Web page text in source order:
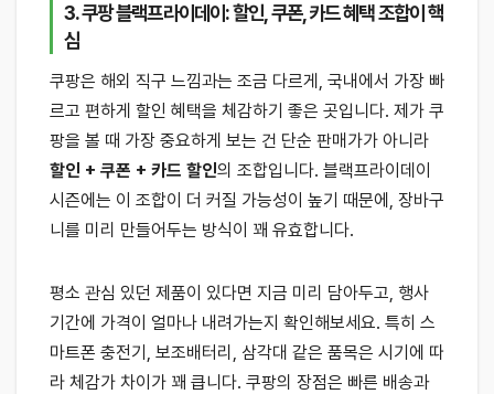
3. 쿠팡 블랙프라이데이: 할인, 쿠폰, 카드 혜택 조합이 핵
심
쿠팡은 해외 직구 느낌과는 조금 다르게, 국내에서 가장 빠
르고 편하게 할인 혜택을 체감하기 좋은 곳입니다. 제가 쿠
팡을 볼 때 가장 중요하게 보는 건 단순 판매가가 아니라
할인 + 쿠폰 + 카드 할인의 조합입니다. 블랙프라이데이
시즌에는 이 조합이 더 커질 가능성이 높기 때문에, 장바구
니를 미리 만들어두는 방식이 꽤 유효합니다.
평소 관심 있던 제품이 있다면 지금 미리 담아두고, 행사
기간에 가격이 얼마나 내려가는지 확인해보세요. 특히 스
마트폰 충전기, 보조배터리, 삼각대 같은 품목은 시기에 따
라 체감가 차이가 꽤 큽니다. 쿠팡의 장점은 빠른 배송과